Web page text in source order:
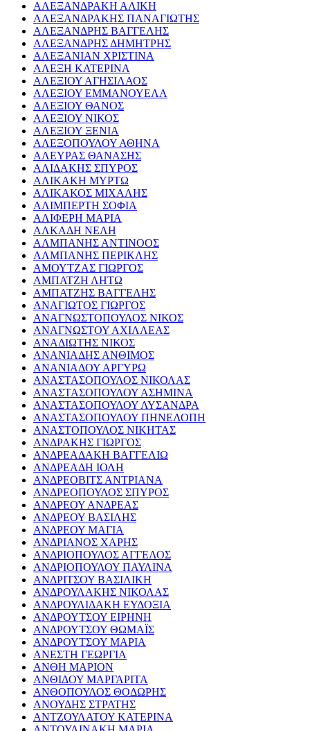
ΑΛΕΞΑΝΔΡΑΚΗ ΑΛΙΚΗ
ΑΛΕΞΑΝΔΡΑΚΗΣ ΠΑΝΑΓΙΩΤΗΣ
ΑΛΕΞΑΝΔΡΗΣ ΒΑΓΓΕΛΗΣ
ΑΛΕΞΑΝΔΡΗΣ ΔΗΜΗΤΡΗΣ
ΑΛΕΞΑΝΙΑΝ ΧΡΙΣΤΙΝΑ
ΑΛΕΞΗ ΚΑΤΕΡΙΝΑ
ΑΛΕΞΙΟΥ ΑΓΗΣΙΛΑΟΣ
ΑΛΕΞΙΟΥ ΕΜΜΑΝΟΥΕΛΑ
ΑΛΕΞΙΟΥ ΘΑΝΟΣ
ΑΛΕΞΙΟΥ ΝΙΚΟΣ
ΑΛΕΞΙΟΥ ΞΕΝΙΑ
ΑΛΕΞΟΠΟΥΛΟΥ ΑΘΗΝΑ
ΑΛΕΥΡΑΣ ΘΑΝΑΣΗΣ
ΑΛΙΔΑΚΗΣ ΣΠΥΡΟΣ
ΑΛΙΚΑΚΗ ΜΥΡΤΩ
ΑΛΙΚΑΚΟΣ ΜΙΧΑΛΗΣ
ΑΛΙΜΠΕΡΤΗ ΣΟΦΙΑ
ΑΛΙΦΕΡΗ ΜΑΡΙΑ
ΑΛΚΑΔΗ ΝΕΛΗ
ΑΛΜΠΑΝΗΣ ΑΝΤΙΝΟΟΣ
ΑΛΜΠΑΝΗΣ ΠΕΡΙΚΛΗΣ
ΑΜΟΥΤΖΑΣ ΓΙΩΡΓΟΣ
ΑΜΠΑΤΖΗ ΛΗΤΩ
ΑΜΠΑΤΖΗΣ ΒΑΓΓΕΛΗΣ
ΑΝΑΓΙΩΤΟΣ ΓΙΩΡΓΟΣ
ΑΝΑΓΝΩΣΤΟΠΟΥΛΟΣ ΝΙΚΟΣ
ΑΝΑΓΝΩΣΤΟΥ ΑΧΙΛΛΕΑΣ
ΑΝΑΔΙΩΤΗΣ ΝΙΚΟΣ
ΑΝΑΝΙΑΔΗΣ ΑΝΘΙΜΟΣ
ΑΝΑΝΙΑΔΟΥ ΑΡΓΥΡΩ
ΑΝΑΣΤΑΣΟΠΟΥΛΟΣ ΝΙΚΟΛΑΣ
ΑΝΑΣΤΑΣΟΠΟΥΛΟΥ ΑΣΗΜΙΝΑ
ΑΝΑΣΤΑΣΟΠΟΥΛΟΥ ΛΥΣΑΝΔΡΑ
ΑΝΑΣΤΑΣΟΠΟΥΛΟΥ ΠΗΝΕΛΟΠΗ
ΑΝΑΣΤΟΠΟΥΛΟΣ ΝΙΚΗΤΑΣ
ΑΝΔΡΑΚΗΣ ΓΙΩΡΓΟΣ
ΑΝΔΡΕΑΔΑΚΗ ΒΑΓΓΕΛΙΩ
ΑΝΔΡΕΑΔΗ ΙΟΛΗ
ΑΝΔΡΕΟΒΙΤΣ ΑΝΤΡΙΑΝΑ
ΑΝΔΡΕΟΠΟΥΛΟΣ ΣΠΥΡΟΣ
ΑΝΔΡΕΟΥ ΑΝΔΡΕΑΣ
ΑΝΔΡΕΟΥ ΒΑΣΙΛΗΣ
ΑΝΔΡΕΟΥ ΜΑΓΙΑ
ΑΝΔΡΙΑΝΟΣ ΧΑΡΗΣ
ΑΝΔΡΙΟΠΟΥΛΟΣ ΑΓΓΕΛΟΣ
ΑΝΔΡΙΟΠΟΥΛΟΥ ΠΑΥΛΙΝΑ
ΑΝΔΡΙΤΣΟΥ ΒΑΣΙΛΙΚΗ
ΑΝΔΡΟΥΛΑΚΗΣ ΝΙΚΟΛΑΣ
ΑΝΔΡΟΥΛΙΔΑΚΗ ΕΥΔΟΞΙΑ
ΑΝΔΡΟΥΤΣΟΥ ΕΙΡΗΝΗ
ΑΝΔΡΟΥΤΣΟΥ ΘΩΜΑΪΣ
ΑΝΔΡΟΥΤΣΟΥ ΜΑΡΙΑ
ΑΝΕΣΤΗ ΓΕΩΡΓΙΑ
ΑΝΘΗ ΜΑΡΙΟΝ
ΑΝΘΙΔΟΥ ΜΑΡΓΑΡΙΤΑ
ΑΝΘΟΠΟΥΛΟΣ ΘΟΔΩΡΗΣ
ΑΝΟΥΔΗΣ ΣΤΡΑΤΗΣ
ΑΝΤΖΟΥΛΑΤΟΥ ΚΑΤΕΡΙΝΑ